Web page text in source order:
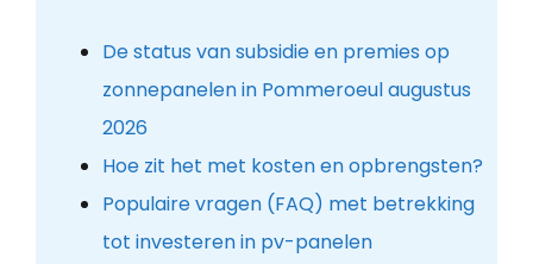
De status van subsidie en premies op
zonnepanelen in Pommeroeul augustus
2026
Hoe zit het met kosten en opbrengsten?
Populaire vragen (FAQ) met betrekking
tot investeren in pv-panelen